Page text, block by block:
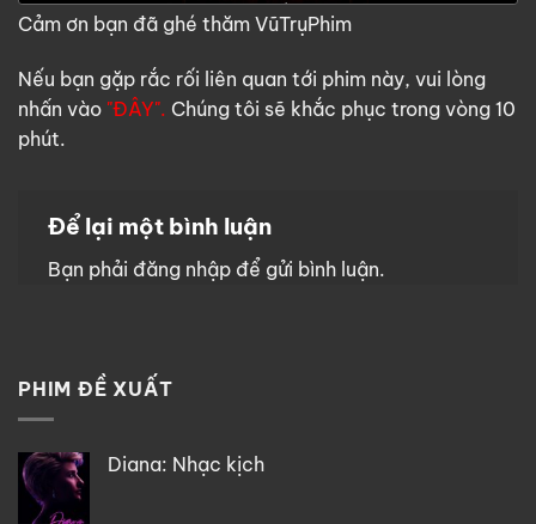
Cảm ơn bạn đã ghé thăm VũTrụPhim
Nếu bạn gặp rắc rối liên quan tới phim này, vui lòng
nhấn vào "ĐÂY". Chúng tôi sẽ khắc phục trong vòng 10
phút.
Để lại một bình luận
Bạn phải đăng nhập để gửi bình luận.
PHIM ĐỀ XUẤT
Diana: Nhạc kịch